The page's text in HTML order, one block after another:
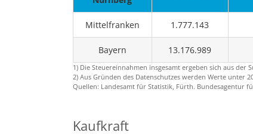
Mittelfranken 1.777.143
Bayern 13.176.989
1) Die Steuereinnahmen insgesamt ergeben sich aus
2) Aus Gründen des Datenschutzes werden Werte unter
Quellen: Landesamt für Statistik, Fürth. Bundesagentur
Kaufkraft